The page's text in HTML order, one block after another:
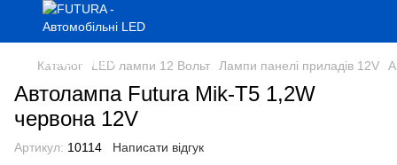
Каталог LED лампи 12 Вольт Лампи панелі приладів 12V
Автолампа Futura Mik-Т5 1,2W
червона 12V
Артикул: 10114 Написати відгук